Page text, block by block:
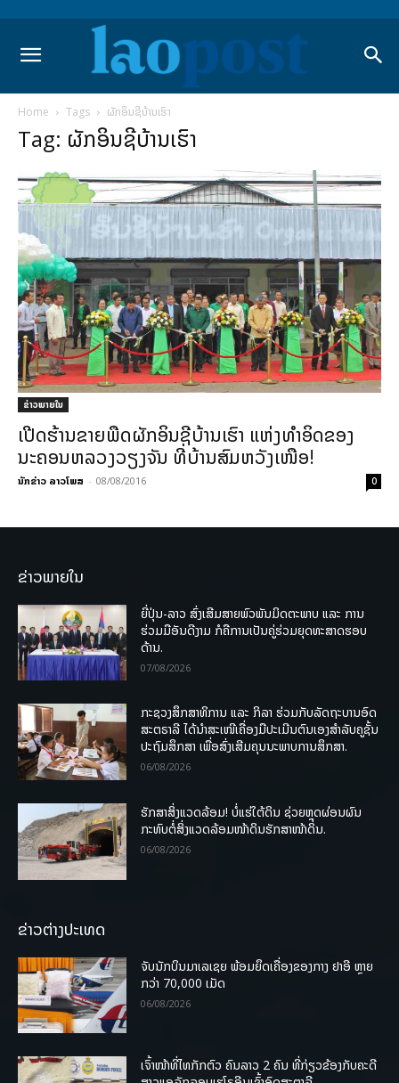
Home Tags ຜັກອິນຊີບ້ານເຮົາ
Tag: ຜັກອິນຊີບ້ານເຮົາ
ຂ່າວພາຍ​ໃນ
ເປີດຮ້ານຂາຍພືດຜັກອິນຊີບ້ານເຮົາ ແຫ່ງທໍາອິດຂອງ
ນະຄອນຫລວງວຽງຈັນ ທີ່ບ້ານສົມຫວັງເໜືອ!
ນັກຂ່າວ ລາວໂພສ - 08/08/2016 0
ຂ່າວພາຍໃນ
ຍີ່ປຸ່ນ-ລາວ ສົ່ງເສີມສາຍພົວພັນມິດຕະພາບ ແລະ ການ
ຮ່ວມມືອັນດີງາມ ກໍຄືການເປັນຄູ່ຮ່ວມຍຸດທະສາດຮອບ
ດ້ານ.
07/08/2026
ກະຊວງສຶກສາທິການ ແລະ ກິລາ ຮ່ວມກັບລັດຖະບານອົດ
ສະຕຣາລີ ໄດ້ນຳສະເໜີເຄື່ອງມືປະເມີນຕົນເອງສຳລັບຄູຊັ້ນ
ປະຖົມສຶກສາ ເພື່ອສົ່ງເສີມຄຸນນະພາບການສຶກສາ.
06/08/2026
ຮັກສາສິ່ງແວດລ້ອມ! ບໍ່ແຮ່ໃຕ້ດິນ ຊ່ວຍຫຼຸດຜ່ອນຜົນ
ກະທົບຕໍ່ສິ່ງແວດລ້ອມໜ້າດິນຮັກສາໜ້າດິນ.
06/08/2026
ຂ່າວຕ່າງປະເທດ
ຈັບນັກບິນມາເລເຊຍ ພ້ອມຍຶດເຄື່ອງຂອງກາງ ຢາອີ ຫຼາຍ
ກວ່າ 70,000 ເມັດ
06/08/2026
ເຈົ້າໜ້າທີ່ໄທກັກຕົວ ຄົນລາວ 2 ຄົນ ທີ່ກ່ຽວຂ້ອງກັບຄະດີ